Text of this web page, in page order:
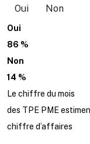
Oui Non
Oui
86 %
Non
14 %
Le chiffre du mois
des TPE PME
chiffre d’affaires